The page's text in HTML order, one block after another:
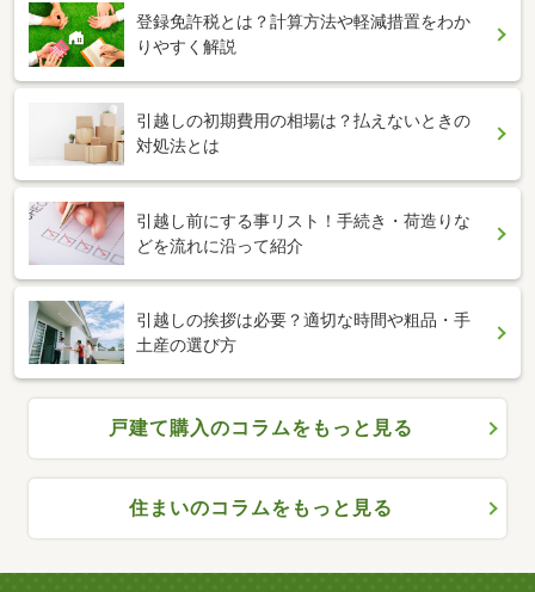
登録免許税とは？計算方法や軽減措置をわか
りやすく解説
引越しの初期費用の相場は？払えないときの
対処法とは
引越し前にする事リスト！手続き・荷造りな
どを流れに沿って紹介
引越しの挨拶は必要？適切な時間や粗品・手
土産の選び方
戸建て購入のコラムをもっと見る
住まいのコラムをもっと見る